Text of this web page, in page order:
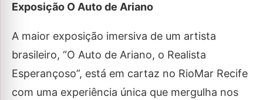
Exposição O Auto de Ariano
A maior exposição imersiva de um artista
brasileiro, “O Auto de Ariano, o Realista
Esperançoso”, está em cartaz no RioMar Recife
com uma experiência única que mergulha nos